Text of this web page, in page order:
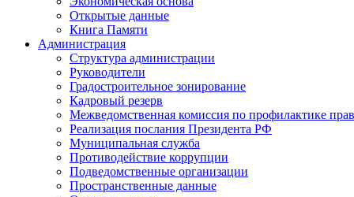
Открытые данные
Книга Памяти
Администрация
Структура администрации
Руководители
Градостроительное зонирование
Кадровый резерв
Межведомственная комиссия по профилактике
Реализация послания Президента РФ
Муниципальная служба
Противодействие коррупции
Подведомственные организации
Пространственные данные